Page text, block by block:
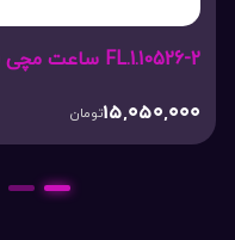
FL.1.10526-2 ساعت مچی فریلوک
15,050,000تومان
1